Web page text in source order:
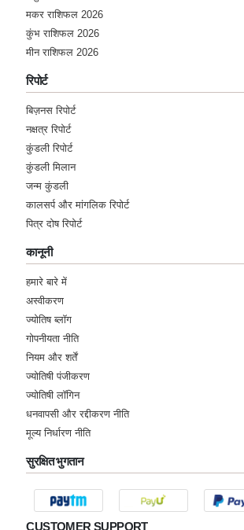
A ★★★★★
Sunday, 21 May 2023
S
N
Y
P ★★★★★
★★★★★
M ★★★★★
मकर राशिफल 2026
कुंभ राशिफल 2026
मीन राशिफल 2026
रिपोर्ट
बिज़नस रिपोर्ट
नक्षत्र रिपोर्ट
कुंडली रिपोर्ट
कुंडली मिलान
जन्म कुंडली
कालसर्प और मांगलिक रिपोर्ट
पित्र दोष रिपोर्ट
कानूनी
हमारे बारे में
अस्वीकरण
ज्योतिष ब्लॉग
गोपनीयता नीति
नियम और शर्तें
ज्योतिषी पंजीकरण
ज्योतिषी लॉगिन
धनवापसी और रद्दीकरण नीति
मूल्य निर्धारण नीति
सुरक्षित भुगतान
CUSTOMER SUPPORT